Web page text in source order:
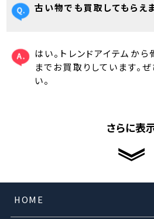
古い物でも買取してもらえ
はい。トレンドアイテムから
までお買取りしています。
い。
さらに表
HOME